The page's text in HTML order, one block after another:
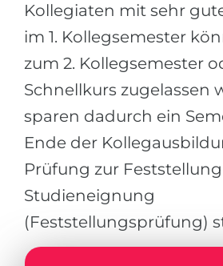
Kollegiaten mit sehr
im 1. Kollegsemester
zum 2. Kollegsemester
Schnellkurs zugelassen
sparen dadurch ein
Ende der
Prüfung zur
Studieneignung
(Feststellungsprüfung)